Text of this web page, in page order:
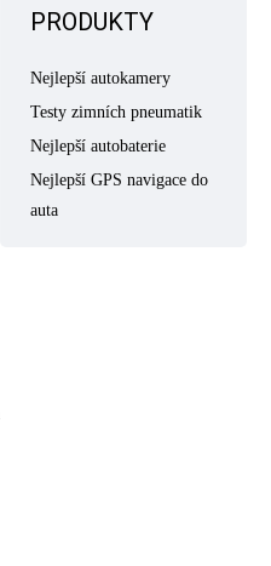
PRODUKTY
Nejlepší autokamery
Testy zimních pneumatik
Nejlepší autobaterie
Nejlepší GPS navigace do
auta